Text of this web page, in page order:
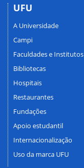
UFU
A Universidade
Campi
Faculdades e Institutos
Bibliotecas
Hospitais
Restaurantes
Fundações
Apoio estudantil
Internacionalização
Uso da marca UFU